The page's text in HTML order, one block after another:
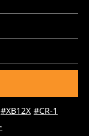
#XB12X #CR-1